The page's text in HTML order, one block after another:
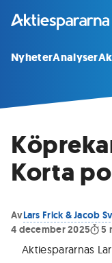
NyheterAnalyser
Korta
AvLars Frick & Jacob
4 december 2025
5
Aktiespararnas